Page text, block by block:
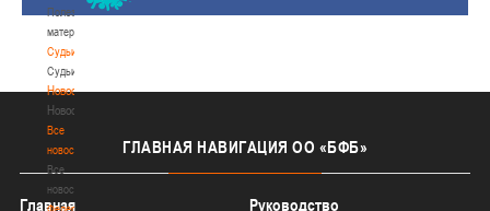
Полезные
материалы
Судьи
Судьи
Новости
Новости
Все
новости
Все
новости
Федерация
ГЛАВНАЯ НАВИГАЦИЯ ОО «БФБ»
Главная
Руководство